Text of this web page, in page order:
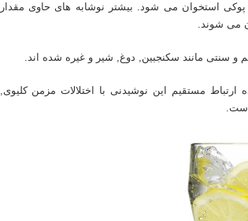
استخوان می شود. بیشتر نوشابه های حاوی مقدار
می شوند.
و سنتی مانند سکنجبین, دوغ, شیر و غیره شده اند.
مستقیم این نوشیدنی با اختلالات مزمن کلیوی,
است.